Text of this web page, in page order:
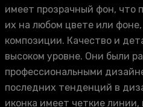
имеет прозрачный фон, что
их на любом цвете или
композиции. Качество и
высоком уровне. Они были
профессиональными
последних тенденций в
иконка имеет четкие